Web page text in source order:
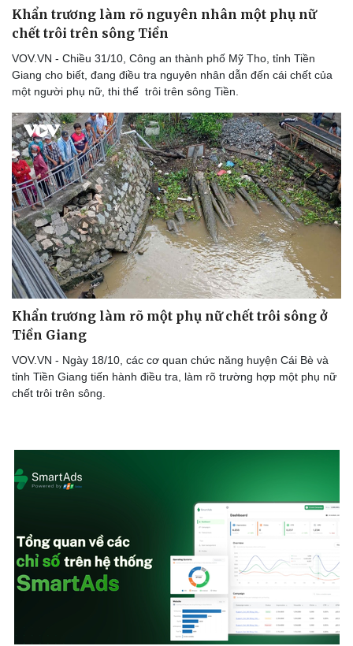
Thể thao
Ô tô - Xe máy
Ô tô
Xe máy
Tư vấn
Khẩn trương làm rõ nguyên nhân một phụ nữ
chết trôi trên sông Tiền
VOV.VN - Chiều 31/10, Công an thành phố Mỹ Tho, tỉnh Tiền
Giang cho biết, đang điều tra nguyên nhân dẫn đến cái chết của
một người phụ nữ, thi thể trôi trên sông Tiền.
Khẩn trương làm rõ một phụ nữ chết trôi sông ở
Tiền Giang
VOV.VN - Ngày 18/10, các cơ quan chức năng huyện Cái Bè và
tỉnh Tiền Giang tiến hành điều tra, làm rõ trường hợp một phụ nữ
chết trôi trên sông.